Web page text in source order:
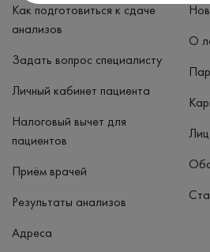
Как подготовиться к сдаче
анализов
Задать вопрос специалисту
Личный кабинет пациента
Налоговый вычет для
пациентов
Приём врачей
Результаты анализов
Адреса
О